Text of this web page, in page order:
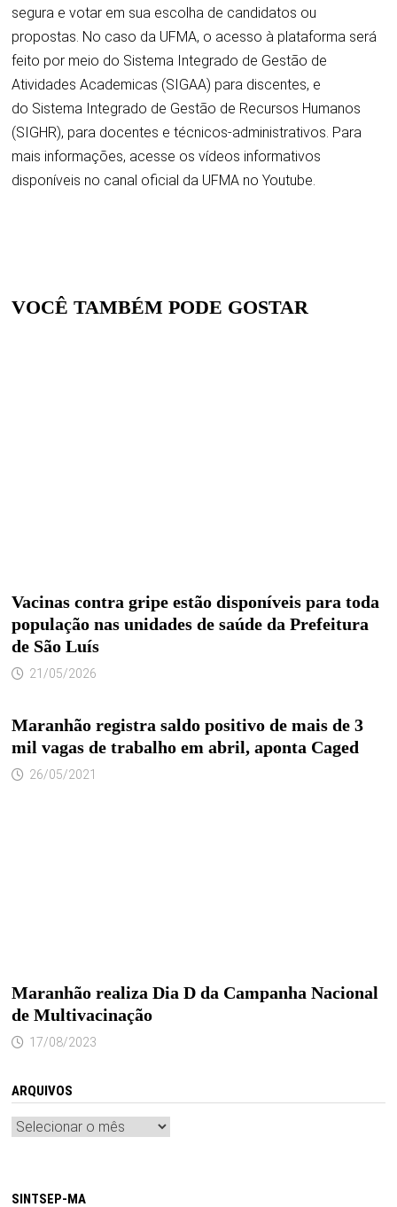
segura e votar em sua escolha de candidatos ou
propostas. No caso da UFMA, o acesso à plataforma será
feito por meio do Sistema Integrado de Gestão de
Atividades Academicas (SIGAA) para discentes, e
do Sistema Integrado de Gestão de Recursos Humanos
(SIGHR), para docentes e técnicos-administrativos. Para
mais informações, acesse os vídeos informativos
disponíveis no canal oficial da UFMA no Youtube.
VOCÊ TAMBÉM PODE GOSTAR
Vacinas contra gripe estão disponíveis para toda
população nas unidades de saúde da Prefeitura
de São Luís
21/05/2026
Maranhão registra saldo positivo de mais de 3
mil vagas de trabalho em abril, aponta Caged
26/05/2021
Maranhão realiza Dia D da Campanha Nacional
de Multivacinação
17/08/2023
ARQUIVOS
Arquivos
SINTSEP-MA